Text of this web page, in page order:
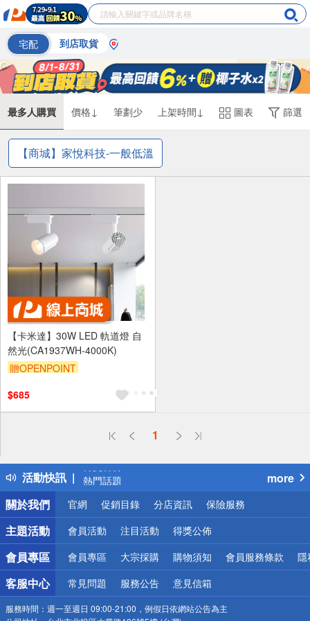
宅配 到店取貨
最多人購買 價格↓ 筆劃少 上架時間↓ 圖表 篩選
【商城】家悅科技-一般低溫
【卡米達】30W LED 軌道燈 自
然光(CA1937WH-4000K)
贈OPENPOINT
$685
1
活動快訊
偏遠地區配送
得獎公告
熱門話題
銀行優惠
偏遠地區配送
詐騙網頁！請小心！
more
關於我們
官網 促銷目錄 分店資訊 保險服務
主題活動 會員活動 注目活動 得獎公佈
會員專區 會員專區 大宗採購 購物須知 會員服務條款 隱
客服中心 常見問題 服務公告 意見信箱
服務時間： 週一至週日 09:00-21:00，例假日依網站公告為主